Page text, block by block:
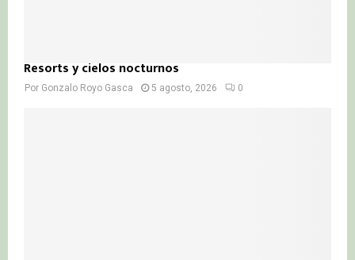
Resorts y cielos nocturnos
Por Gonzalo Royo Gasca 5 agosto, 2026 0